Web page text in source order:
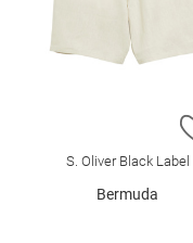
S. Oliver Black Label
Bermuda